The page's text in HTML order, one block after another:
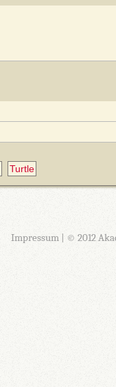
Turtle
Impressum| © 2012